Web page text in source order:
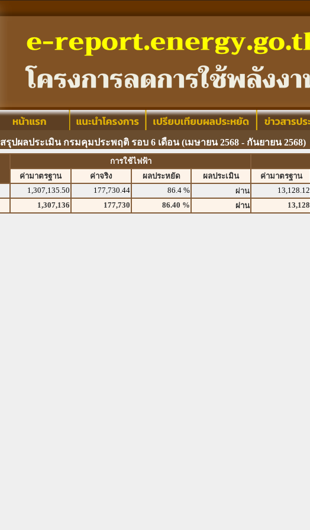
สรุปผลประเมิน กรมคุมประพฤติ รอบ 6 เดือน (เมษายน 2568 - กันยายน 2568)
การใช้ไฟฟ้า
ค่ามาตรฐาน
ค่าจริง ผลประหยัด ผลประเมิน ค่ามาตรฐาน
1,307,135.50 177,730.44 86.4 % ผ่าน 13,128.12
1,307,136 177,730 86.40 % ผ่าน 13,128